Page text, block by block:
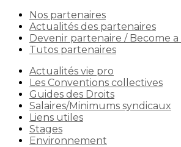
Nos partenaires
Actualités des partenaires
Devenir partenaire / Become
Tutos partenaires
Actualités vie pro
Les Conventions collectives
Guides des Droits
Salaires/Minimums syndicaux
Liens utiles
Stages
Environnement